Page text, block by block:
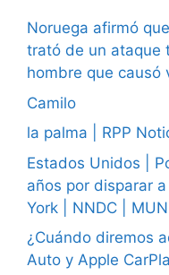
Noruega afirmó
trató de un ataque
hombre que causó
Camilo
la palma | RPP
Estados Unidos |
años por disparar
York | NNDC |
¿Cuándo diremos
Auto y Apple